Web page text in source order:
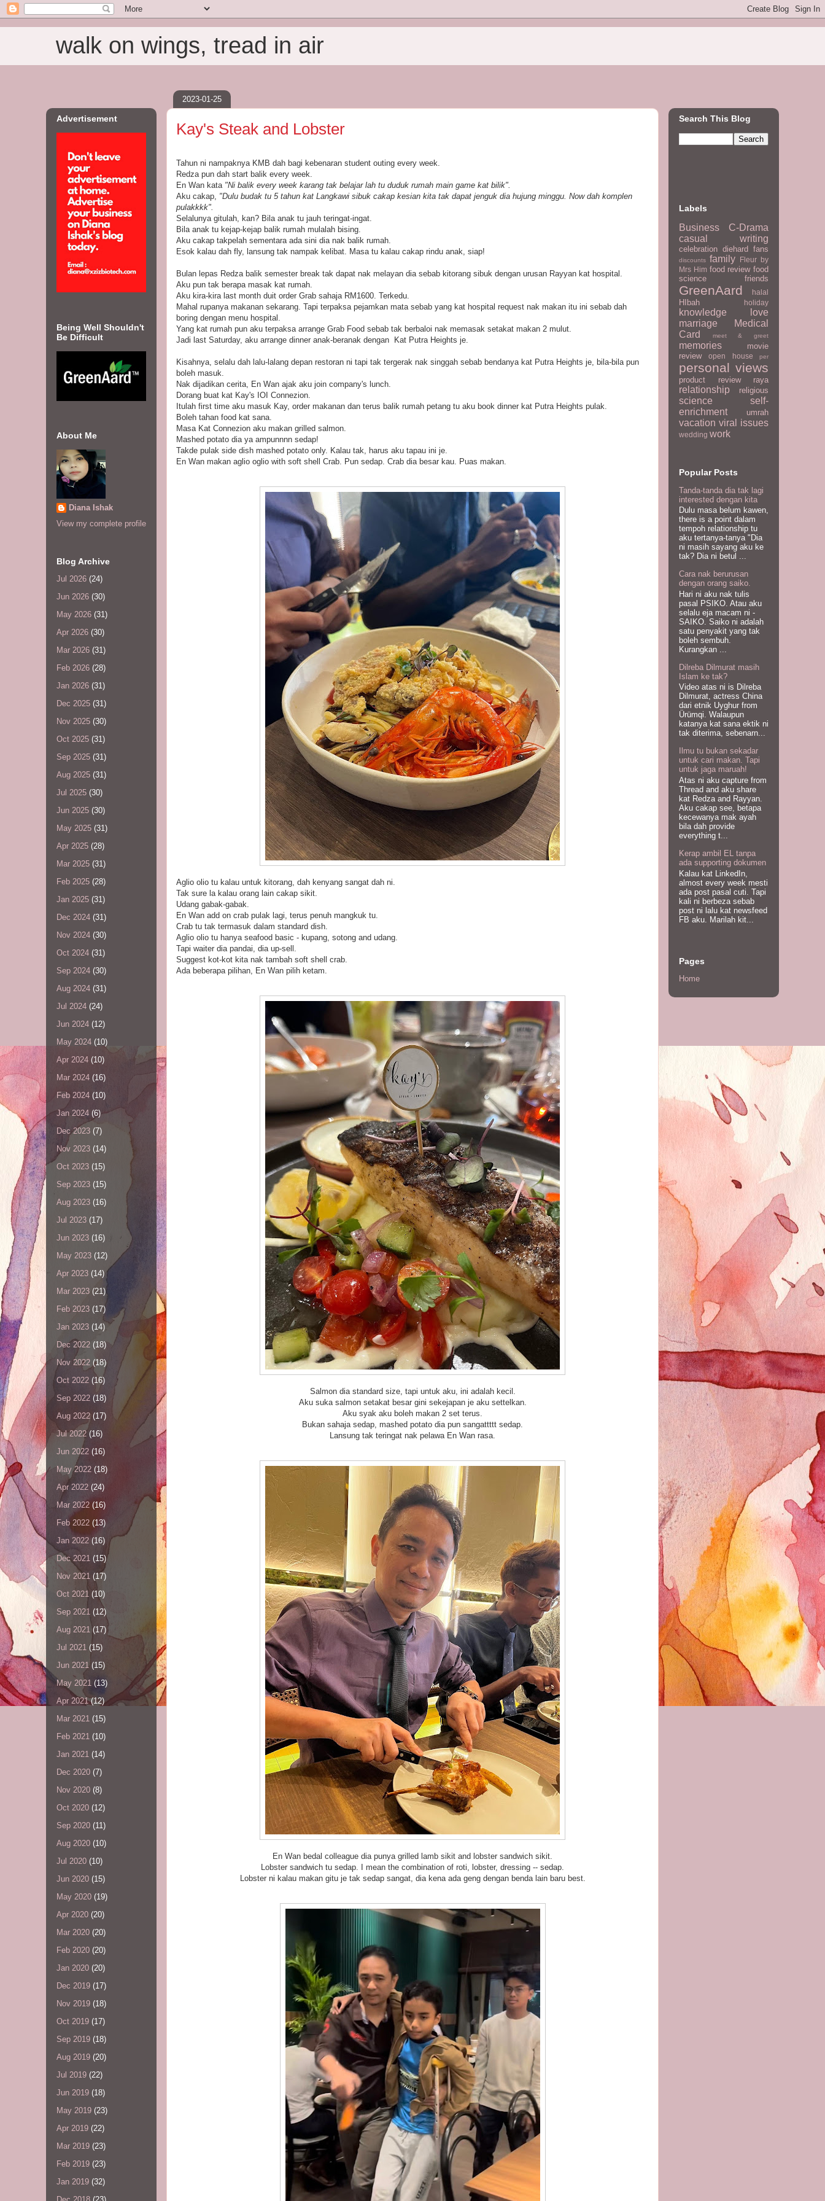
walk on wings, tread in air
2023-01-25
Kay's Steak and Lobster
Tahun ni nampaknya KMB dah bagi kebenaran student outing every week.
Redza pun dah start balik every week.
En Wan kata "Ni balik every week karang tak belajar lah tu duduk rumah main game kat bilik".
Aku cakap, "Dulu budak tu 5 tahun kat Langkawi sibuk cakap kesian kita tak dapat jenguk dia hujung minggu. Now dah komplen
pulakkkk".
Selalunya gitulah, kan? Bila anak tu jauh teringat-ingat.
Bila anak tu kejap-kejap balik rumah mulalah bising.
Aku cakap takpelah sementara ada sini dia nak balik rumah.
Esok kalau dah fly, lansung tak nampak kelibat. Masa tu kalau cakap rindu anak, siap!
Bulan lepas Redza balik semester break tak dapat nak melayan dia sebab kitorang sibuk dengan urusan Rayyan kat hospital.
Aku pun tak berapa masak kat rumah.
Aku kira-kira last month duit order Grab sahaja RM1600. Terkedu.
Mahal rupanya makanan sekarang. Tapi terpaksa pejamkan mata sebab yang kat hospital request nak makan itu ini sebab dah
boring dengan menu hospital.
Yang kat rumah pun aku terpaksa arrange Grab Food sebab tak berbaloi nak memasak setakat makan 2 mulut.
Jadi last Saturday, aku arrange dinner anak-beranak dengan Kat Putra Heights je.
Kisahnya, selalu dah lalu-lalang depan restoran ni tapi tak tergerak nak singgah sebab bendanya kat Putra Heights je, bila-bila pun
boleh masuk.
Nak dijadikan cerita, En Wan ajak aku join company's lunch.
Dorang buat kat Kay's IOI Connezion.
Itulah first time aku masuk Kay, order makanan dan terus balik rumah petang tu aku book dinner kat Putra Heights pulak.
Boleh tahan food kat sana.
Masa Kat Connezion aku makan grilled salmon.
Mashed potato dia ya ampunnnn sedap!
Takde pulak side dish mashed potato only. Kalau tak, harus aku tapau ini je.
En Wan makan aglio oglio with soft shell Crab. Pun sedap. Crab dia besar kau. Puas makan.
Aglio olio tu kalau untuk kitorang, dah kenyang sangat dah ni.
Tak sure la kalau orang lain cakap sikit.
Udang gabak-gabak.
En Wan add on crab pulak lagi, terus penuh mangkuk tu.
Crab tu tak termasuk dalam standard dish.
Aglio olio tu hanya seafood basic - kupang, sotong and udang.
Tapi waiter dia pandai, dia up-sell.
Suggest kot-kot kita nak tambah soft shell crab.
Ada beberapa pilihan, En Wan pilih ketam.
Salmon dia standard size, tapi untuk aku, ini adalah kecil.
Aku suka salmon setakat besar gini sekejapan je aku settelkan.
Aku syak aku boleh makan 2 set terus.
Bukan sahaja sedap, mashed potato dia pun sangattttt sedap.
Lansung tak teringat nak pelawa En Wan rasa.
En Wan bedal colleague dia punya grilled lamb sikit and lobster sandwich sikit.
Lobster sandwich tu sedap. I mean the combination of roti, lobster, dressing -- sedap.
Lobster ni kalau makan gitu je tak sedap sangat, dia kena ada geng dengan benda lain baru best.
Advertisement
Being Well Shouldn't
Be Difficult
About Me
Diana Ishak
View my complete profile
Blog Archive
Jul 2026 (24)
Jun 2026 (30)
May 2026 (31)
Apr 2026 (30)
Mar 2026 (31)
Feb 2026 (28)
Jan 2026 (31)
Dec 2025 (31)
Nov 2025 (30)
Oct 2025 (31)
Sep 2025 (31)
Aug 2025 (31)
Jul 2025 (30)
Jun 2025 (30)
May 2025 (31)
Apr 2025 (28)
Mar 2025 (31)
Feb 2025 (28)
Jan 2025 (31)
Dec 2024 (31)
Nov 2024 (30)
Oct 2024 (31)
Sep 2024 (30)
Aug 2024 (31)
Jul 2024 (24)
Jun 2024 (12)
May 2024 (10)
Apr 2024 (10)
Mar 2024 (16)
Feb 2024 (10)
Jan 2024 (6)
Dec 2023 (7)
Nov 2023 (14)
Oct 2023 (15)
Sep 2023 (15)
Aug 2023 (16)
Jul 2023 (17)
Jun 2023 (16)
May 2023 (12)
Apr 2023 (14)
Mar 2023 (21)
Feb 2023 (17)
Jan 2023 (14)
Dec 2022 (18)
Nov 2022 (18)
Oct 2022 (16)
Sep 2022 (18)
Aug 2022 (17)
Jul 2022 (16)
Jun 2022 (16)
May 2022 (18)
Apr 2022 (24)
Mar 2022 (16)
Feb 2022 (13)
Jan 2022 (16)
Dec 2021 (15)
Nov 2021 (17)
Oct 2021 (10)
Sep 2021 (12)
Aug 2021 (17)
Jul 2021 (15)
Jun 2021(15)
May 2021 (13)
Apr 2021(12)
Mar 2021 (15)
Feb 2021 (10)
Jan 2021 (14)
Dec 2020 (7)
Nov 2020 (8)
Oct 2020 (12)
Sep 2020 (11)
Aug 2020 (10)
Jul 2020 (10)
Jun 2020 (15)
May 2020 (19)
Apr 2020 (20)
Mar 2020 (20)
Feb 2020 (20)
Jan 2020 (20)
Dec 2019 (17)
Nov 2019 (18)
Oct 2019 (17)
Sep 2019 (18)
Aug 2019 (20)
Jul 2019 (22)
Jun 2019 (18)
May 2019 (23)
Apr 2019 (22)
Mar 2019 (23)
Feb 2019 (23)
Jan 2019 (32)
Search This Blog
Labels
Business
C-Drama
casual writing
celebration diehard fans
discounts family
Fleur by
Mrs Him food review food
science
friends
GreenAard halal
HIbah holiday
knowledge
love
marriage
Medical
Card
meet & greet
memories
movie
review
open house per
personal views
product review raya
relationship religious
science
self-
enrichment
umrah
vacation viral issues
wedding work
Popular Posts
Tanda-tanda dia tak lagi
interested dengan kita
Dulu masa belum kawen,
there is a point dalam
tempoh relationship tu
aku tertanya-tanya "Dia
ni masih sayang aku ke
tak? Dia ni betul ...
Cara nak berurusan
dengan orang saiko.
Hari ni aku nak tulis
pasal PSIKO. Atau aku
selalu eja macam ni -
SAIKO. Saiko ni adalah
satu penyakit yang tak
boleh sembuh.
Kurangkan ...
Dilreba Dilmurat masih
Islam ke tak?
Video atas ni is Dilreba
Dilmurat, actress China
dari etnik Uyghur from
Ürümqi. Walaupun
katanya kat sana ektik ni
tak diterima, sebenarn...
Ilmu tu bukan sekadar
untuk cari makan. Tapi
untuk jaga maruah!
Atas ni aku capture from
Thread and aku share
kat Redza and Rayyan.
Aku cakap see, betapa
kecewanya mak ayah
bila dah provide
everything t...
Kerap ambil EL tanpa
ada supporting dokumen
Kalau kat LinkedIn,
almost every week mesti
ada post pasal cuti. Tapi
kali ni berbeza sebab
post ni lalu kat newsfeed
FB aku. Marilah kit...
Pages
Home